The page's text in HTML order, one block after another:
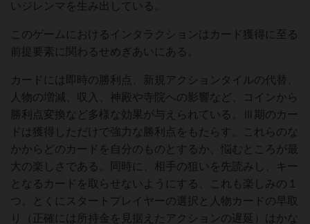
いジレンマを生み出している。
このゲームにおけるインタラクションはカード獲得に至る
前提要素に関わるせめぎあいにある。
カードには即時の勝利点、新規アクションタイルの代替、
人物の増減、収入、神殿や寺院への影響など、コインから
勝利点変換など多様な効果が与えられている。Ⅲ期のカー
ドは獲得しただけで強力な勝利点をもたらす。これらのな
かからどのカードを自分のものとするか、悩むところが最
大の楽しさである。同時に、相手の狙いを先読みし、キー
となるカードを取らせないようにする、これも楽しみの１
つ。とくにスタートプレイヤーの選択と人物カードの早取
り（正確には所持金を見据えたアクションの遅延）はかな